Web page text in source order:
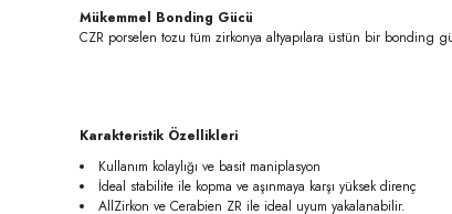
Mükemmel Bonding Gücü
CZR porselen tozu tüm zirkonya altyapılara üstün bir bonding
Karakteristik Özellikleri
Kullanım kolaylığı ve basit maniplasyon
İdeal stabilite ile kopma ve aşınmaya karşı yüksek direnç
AllZirkon ve Cerabien ZR ile ideal uyum yakalanabilir.